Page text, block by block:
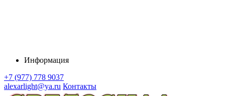
Информация
+7 (977) 778 9037
alexarlight@ya.ru Контакты